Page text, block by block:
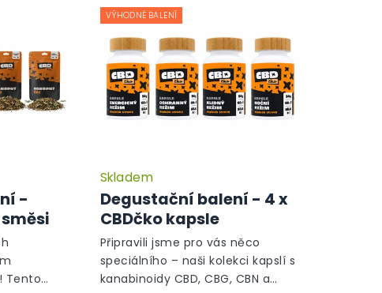
-
Tento
VÝHODNÉ BALENÍ
Degustační balení - 4 x
CBDčko kapsle
Skladem
Připravili jsme pro vás něco
speciálního – naši kolekci kapslí s
kanabinoidy CBD, CBG, CBN a